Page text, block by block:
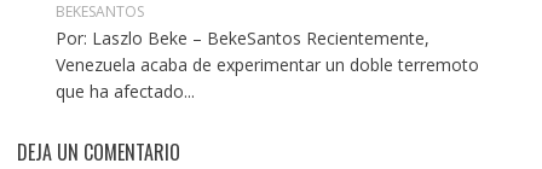
BEKESANTOS
Por: Laszlo Beke – BekeSantos Recientemente,
Venezuela acaba de experimentar un doble terremoto
que ha afectado...
DEJA UN COMENTARIO